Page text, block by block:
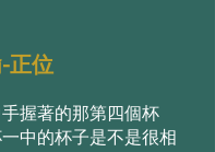
正位
握著的那第四個杯
中的杯⼦是不是很相